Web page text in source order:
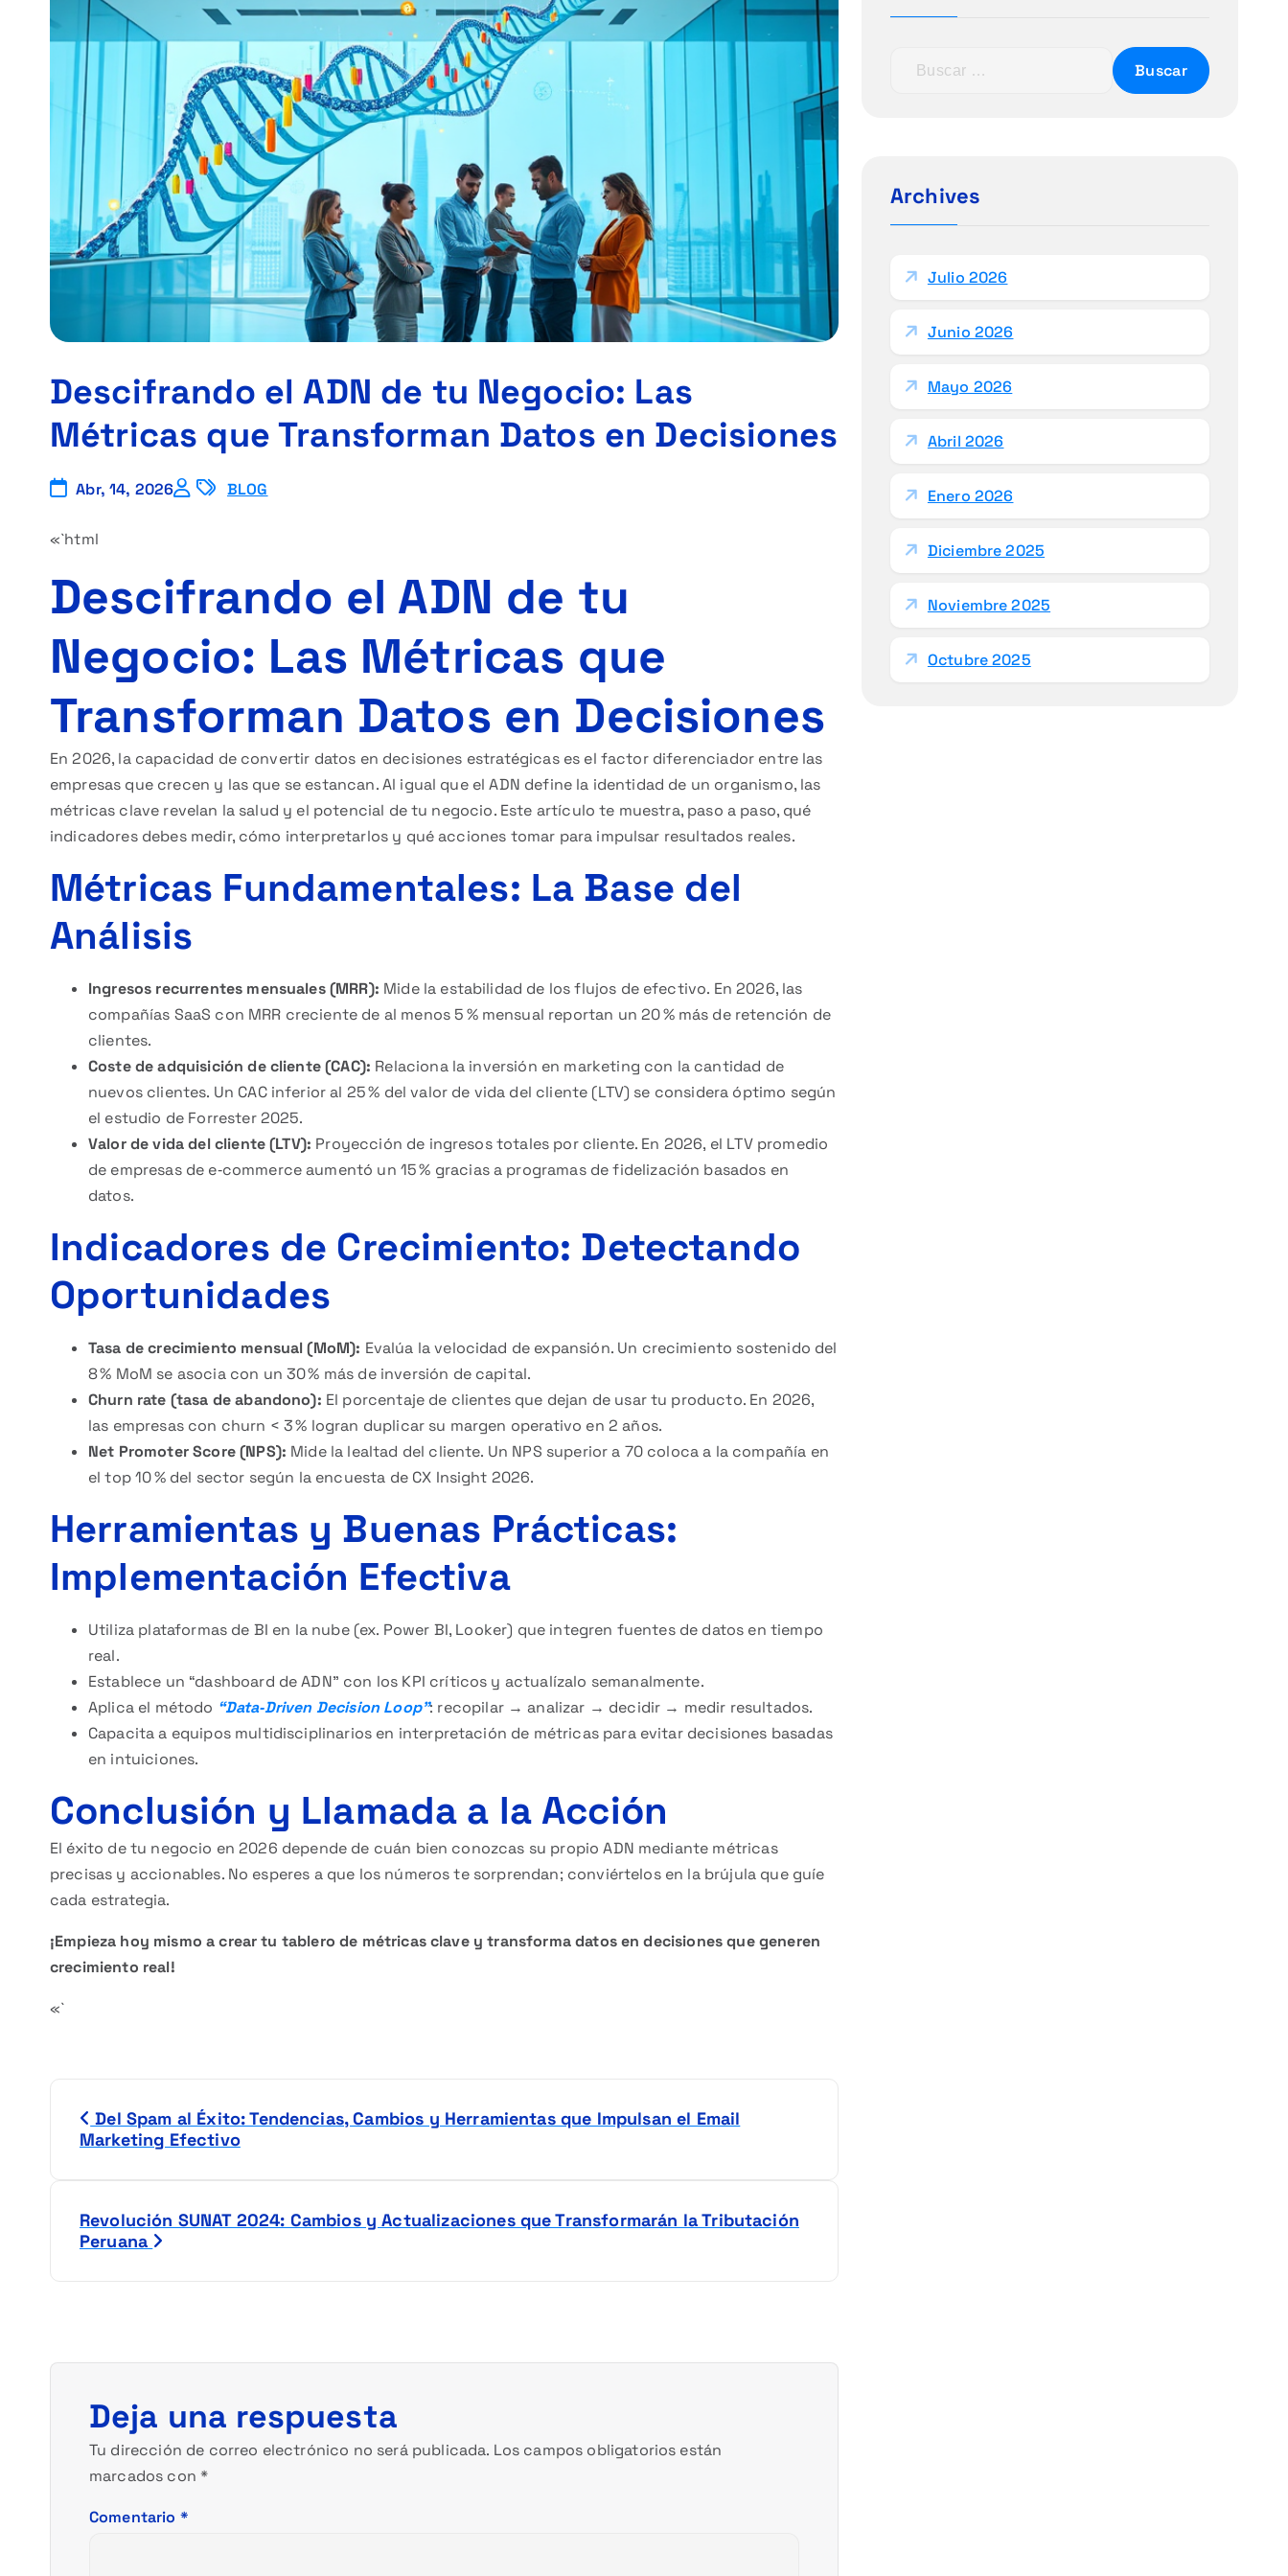
Descifrando el ADN de tu Negocio: Las
Métricas que Transforman Datos en Decisiones
Abr, 14, 2026 BLOG
«`html
Descifrando el ADN de tu
Negocio: Las Métricas que
Transforman Datos en Decisiones
En 2026, la capacidad de convertir datos en decisiones estratégicas es el factor diferenciador entre las
empresas que crecen y las que se estancan. Al igual que el ADN define la identidad de un organismo, las
métricas clave revelan la salud y el potencial de tu negocio. Este artículo te muestra, paso a paso, qué
indicadores debes medir, cómo interpretarlos y qué acciones tomar para impulsar resultados reales.
Métricas Fundamentales: La Base del
Análisis
Ingresos recurrentes mensuales (MRR): Mide la estabilidad de los flujos de efectivo. En 2026, las
compañías SaaS con MRR creciente de al menos 5 % mensual reportan un 20 % más de retención de
clientes.
Coste de adquisición de cliente (CAC): Relaciona la inversión en marketing con la cantidad de
nuevos clientes. Un CAC inferior al 25 % del valor de vida del cliente (LTV) se considera óptimo según
el estudio de Forrester 2025.
Valor de vida del cliente (LTV): Proyección de ingresos totales por cliente. En 2026, el LTV promedio
de empresas de e‑commerce aumentó un 15 % gracias a programas de fidelización basados en
datos.
Indicadores de Crecimiento: Detectando
Oportunidades
Tasa de crecimiento mensual (MoM): Evalúa la velocidad de expansión. Un crecimiento sostenido del
8 % MoM se asocia con un 30 % más de inversión de capital.
Churn rate (tasa de abandono): El porcentaje de clientes que dejan de usar tu producto. En 2026,
las empresas con churn < 3 % logran duplicar su margen operativo en 2 años.
Net Promoter Score (NPS): Mide la lealtad del cliente. Un NPS superior a 70 coloca a la compañía en
el top 10 % del sector según la encuesta de CX Insight 2026.
Herramientas y Buenas Prácticas:
Implementación Efectiva
Utiliza plataformas de BI en la nube (ex. Power BI, Looker) que integren fuentes de datos en tiempo
real.
Establece un “dashboard de ADN” con los KPI críticos y actualízalo semanalmente.
Aplica el método “Data‑Driven Decision Loop”: recopilar → analizar → decidir → medir resultados.
Capacita a equipos multidisciplinarios en interpretación de métricas para evitar decisiones basadas
en intuiciones.
Conclusión y Llamada a la Acción
El éxito de tu negocio en 2026 depende de cuán bien conozcas su propio ADN mediante métricas
precisas y accionables. No esperes a que los números te sorprendan; conviértelos en la brújula que guíe
cada estrategia.
¡Empieza hoy mismo a crear tu tablero de métricas clave y transforma datos en decisiones que generen
crecimiento real!
«`
Del Spam al Éxito: Tendencias, Cambios y Herramientas que Impulsan el Email
Marketing Efectivo
Revolución SUNAT 2024: Cambios y Actualizaciones que Transformarán la Tributación
Peruana
Deja una respuesta
Tu dirección de correo electrónico no será publicada. Los campos obligatorios están
marcados con*
Comentario *
r
Archives
Julio 2026
Junio 2026
Mayo 2026
Abril 2026
Enero 2026
Diciembre 2025
Noviembre 2025
Octubre 2025